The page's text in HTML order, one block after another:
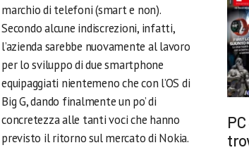
marchio di telefoni (smart e non).
Secondo alcune indiscrezioni, infatti,
l’azienda sarebbe nuovamente al lavoro
per lo sviluppo di due smartphone
equipaggiati nientemeno che con l’OS di
Big G, dando finalmente un po’ di
concretezza alle tanti voci che hanno
previsto il ritorno sul mercato di Nokia.